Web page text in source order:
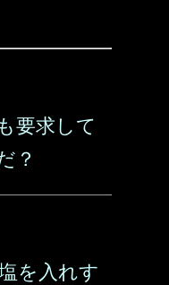
要求して
？
を入れす